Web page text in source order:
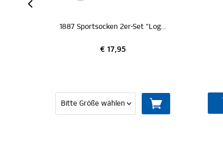
1887 Cap "Logo schwarz"
€ 19,95
IN DEN WARENKORB